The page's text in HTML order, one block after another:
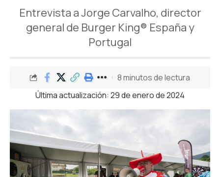
Entrevista a Jorge Carvalho, director
general de Burger King® España y
Portugal
Última actualización: 29 de enero de 2024
8 minutos de lectura